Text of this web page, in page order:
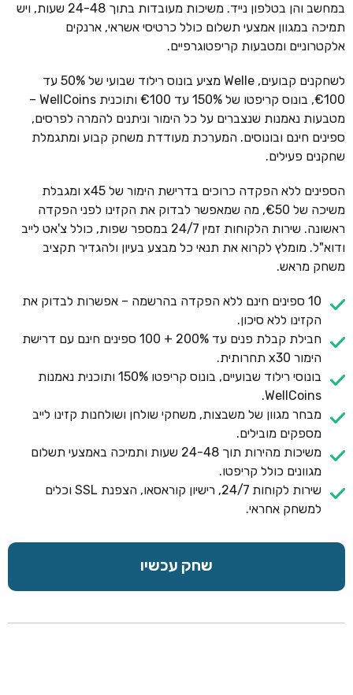
במחשב והן בטלפון נייד. משיכות מעובדות בתוך 24-48 שעות, ויש
תמיכה במגוון אמצעי תשלום כולל כרטיסי אשראי, ארנקים
אלקטרוניים ומטבעות קריפטוגרפיים.
לשחקנים קבועים, Welle מציע בונוס רילוד שבועי של 50% עד
€100, בונוס קריפטו של 150% עד €100 ותוכנית WellCoins –
מטבעות נאמנות שנצברים על כל הימור וניתנים להמרה לפרסים,
ספינים חינם ובונוסים. המערכת מעודדת משחק קבוע ומתגמלת
שחקנים פעילים.
הספינים ללא הפקדה כרוכים בדרישת הימור של x45 ומגבלת
משיכה של €50, מה שמאפשר לבדוק את הקזינו לפני הפקדה
ראשונה. שירות הלקוחות זמין 24/7 במספר שפות, כולל צ'אט לייב
ודוא"ל. מומלץ לקרוא את תנאי כל מבצע בעיון ולהגדיר תקציב
משחק מראש.
10 ספינים חינם ללא הפקדה בהרשמה – אפשרות לבדוק את
הקזינו ללא סיכון.
חבילת קבלת פנים עד 200% + 100 ספינים חינם עם דרישת
הימור x30 תחרותית.
בונוסי רילוד שבועיים, בונוס קריפטו 150% ותוכנית נאמנות
WellCoins.
מבחר מגוון של משבצות, משחקי שולחן ושולחנות קזינו לייב
מספקים מובילים.
משיכות מהירות תוך 24-48 שעות ותמיכה באמצעי תשלום
מגוונים כולל קריפטו.
שירות לקוחות 24/7, רישיון קוראסאו, הצפנת SSL וכלים
למשחק אחראי.
שחק עכשיו